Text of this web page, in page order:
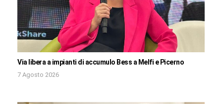
Via libera a impianti di accumulo Bess a Melfi e Picerno
7 Agosto 2026